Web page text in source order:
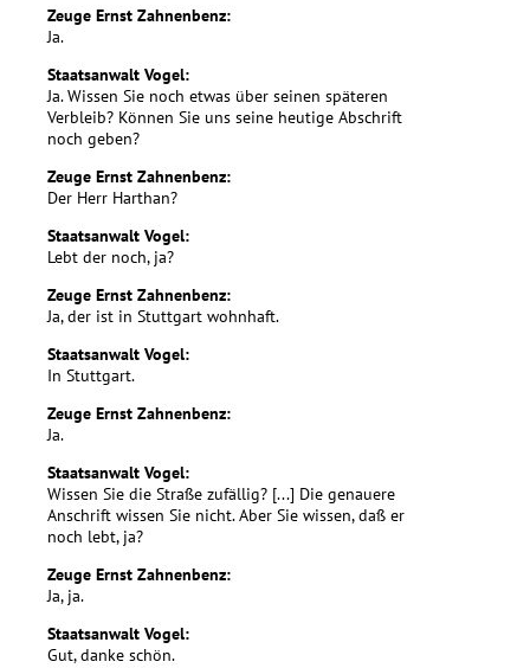
Zeuge Ernst Zahnenbenz:
Ja.
Staatsanwalt Vogel:
Ja. Wissen Sie noch etwas über seinen späteren
Verbleib? Können Sie uns seine heutige Abschrift
noch geben?
Zeuge Ernst Zahnenbenz:
Der Herr Harthan?
Staatsanwalt Vogel:
Lebt der noch, ja?
Zeuge Ernst Zahnenbenz:
Ja, der ist in Stuttgart wohnhaft.
Staatsanwalt Vogel:
In Stuttgart.
Zeuge Ernst Zahnenbenz:
Ja.
Staatsanwalt Vogel:
Wissen Sie die Straße zufällig? [...] Die genauere
Anschrift wissen Sie nicht. Aber Sie wissen, daß er
noch lebt, ja?
Zeuge Ernst Zahnenbenz:
Ja, ja.
Staatsanwalt Vogel:
Gut, danke schön.